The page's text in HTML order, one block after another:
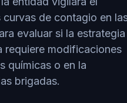
de contagio en
evaluar si la
requiere modificaciones
químicas o en la
brigadas.